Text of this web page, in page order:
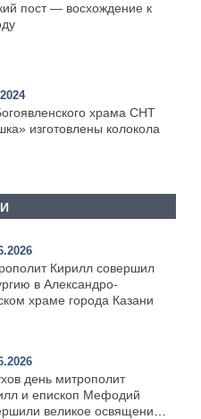
к
храма СНТ
изготовлены колокола
Кирилл совершил
в Александро-
храме города Казани
день митрополит
и епископ Мефодий
великое освящение